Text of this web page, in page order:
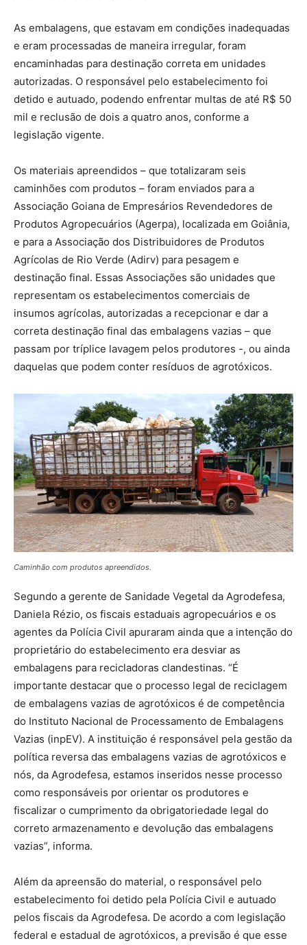
As embalagens, que estavam em condições inadequadas
e eram processadas de maneira irregular, foram
encaminhadas para destinação correta em unidades
autorizadas. O responsável pelo estabelecimento foi
detido e autuado, podendo enfrentar multas de até R$ 50
mil e reclusão de dois a quatro anos, conforme a
legislação vigente.
Os materiais apreendidos – que totalizaram seis
caminhões com produtos – foram enviados para a
Associação Goiana de Empresários Revendedores de
Produtos Agropecuários (Agerpa), localizada em Goiânia,
e para a Associação dos Distribuidores de Produtos
Agrícolas de Rio Verde (Adirv) para pesagem e
destinação final. Essas Associações são unidades que
representam os estabelecimentos comerciais de
insumos agrícolas, autorizadas a recepcionar e dar a
correta destinação final das embalagens vazias – que
passam por tríplice lavagem pelos produtores -, ou ainda
daquelas que podem conter resíduos de agrotóxicos.
Caminhão com produtos apreendidos.
Segundo a gerente de Sanidade Vegetal da Agrodefesa,
Daniela Rézio, os fiscais estaduais agropecuários e os
agentes da Polícia Civil apuraram ainda que a intenção do
proprietário do estabelecimento era desviar as
embalagens para recicladoras clandestinas. “É
importante destacar que o processo legal de reciclagem
de embalagens vazias de agrotóxicos é de competência
do Instituto Nacional de Processamento de Embalagens
Vazias (inpEV). A instituição é responsável pela gestão da
política reversa das embalagens vazias de agrotóxicos e
nós, da Agrodefesa, estamos inseridos nesse processo
como responsáveis por orientar os produtores e
fiscalizar o cumprimento da obrigatoriedade legal do
correto armazenamento e devolução das embalagens
vazias”, informa.
Além da apreensão do material, o responsável pelo
estabelecimento foi detido pela Polícia Civil e autuado
pelos fiscais da Agrodefesa. De acordo a com legislação
federal e estadual de agrotóxicos, a previsão é que esse